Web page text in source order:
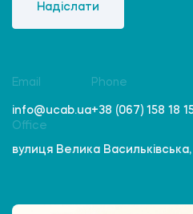
Надіслати
Email
info@ucab.ua
Phone
+38 (067) 158 18
Office
вулиця Велика